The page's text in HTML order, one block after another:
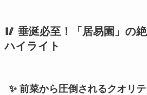
🥢 垂涎必至！「居易園」の
ハイライト
✨ 前菜から圧倒されるクオリテ